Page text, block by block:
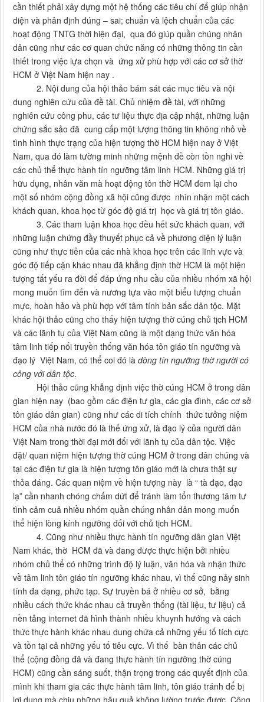
cần thiết phải xây dựng một hệ thống các tiêu chí để giúp nhận
diện và phân định đúng – sai; chuẩn và lệch chuẩn của các
hoạt động TNTG thời hiện đại, qua đó giúp quần chúng nhân
dân cũng như các cơ quan chức năng có những thông tin cần
thiết trong việc lựa chọn và ứng xử phù hợp với các cơ sở thờ
HCM ở Việt Nam hiện nay .
2. Nội dung của hội thảo bám sát các mục tiêu và nội
dung nghiên cứu của đề tài. Chủ nhiệm đề tài, với những
nghiên cứu công phu, các tư liệu thực địa cập nhật, những luận
chứng sắc sảo đã cung cấp một lượng thông tin không nhỏ về
tình hình thực trạng của hiện tượng thờ HCM hiện nay ở Việt
Nam, qua đó làm tường minh những mệnh đề còn tồn nghi về
các chủ thể thực hành tín ngưỡng tâm linh HCM. Những giá trị
hữu dụng, nhân văn mà hoạt động tôn thờ HCM đem lại cho
một số nhóm cộng đồng xã hội cũng được nhìn nhận một cách
khách quan, khoa học từ góc độ giá trị học và giá trị tôn giáo.
3. Các tham luận khoa học đều hết sức khách quan, với
những luận chứng đầy thuyết phục cả về phương diện lý luận
cũng như thực tiễn của các nhà khoa học trên các lĩnh vực và
góc độ tiếp cận khác nhau đã khẳng định thờ HCM là một hiện
tượng tất yếu ra đời để đáp ứng nhu cầu của nhiều nhóm xã hội
mong muốn tìm đến và nương tựa vào một biểu tượng chuẩn
mực, hoàn hảo và phù hợp với tâm tính bản sắc dân tộc. Mặt
khác hội thảo cũng cho thấy hiện tượng thờ cúng chủ tịch HCM
và các lãnh tụ của Việt Nam cũng là một dạng thức văn hóa
tâm linh tiếp nối truyền thống văn hóa tôn giáo tín ngưỡng và
đạo lý Việt Nam, có thể coi đó là dòng tín ngưỡng thờ người có
công với dân tộc.
Hội thảo cũng khẳng định việc thờ cúng HCM ở trong dân
gian hiện nay (bao gồm các điện tư gia, các gia đình, các cơ sở
tôn giáo dân gian) cũng như các di tích chính thức tưởng niệm
HCM của nhà nước đó là thế ứng xử, là đạo lý của người dân
Việt Nam trong thời đại mới đối với lãnh tụ của dân tộc. Việc
đặt/ quan niệm hiện tượng thờ cúng HCM ở trong dân chúng và
tại các điện tư gia là hiện tượng tôn giáo mới là chưa thật sự
thỏa đáng. Các quan niệm về hiện tượng này là “ tà đạo, đạo
lạ” cần nhanh chóng chấm dứt để tránh làm tổn thương tâm tư
tình cảm cuả nhiều nhóm quần chúng nhân dân mong muốn
thể hiện lòng kính ngưỡng đối với chủ tịch HCM.
4. Cũng như nhiều thực hành tín ngưỡng dân gian Việt
Nam khác, thờ HCM đã và đang được thực hiện bởi nhiều
nhóm chủ thể có những trình độ lý luận, văn hóa và nhận thức
về tâm linh tôn giáo tín ngưỡng khác nhau, vì thế cũng nảy sinh
tính đa dạng, phức tạp. Sự truyền bá ở nhiều cơ sở, bằng
nhiều cách thức khác nhau cả truyền thống (tài liệu, tư liệu) cả
nền tảng internet đã hình thành nhiều khuynh hướng và cách
thức thực hành khác nhau dung chứa cả những yếu tố tích cực
và tồn tại cả những yếu tố tiêu cực. Vì thế bàn thân các chủ
thể (cộng đồng đã và đang thực hành tín ngưỡng thờ cúng
HCM) cũng cần sáng suốt, thận trọng trong các quyết định của
mình khi tham gia các thực hành tâm linh, tôn giáo tránh để bị